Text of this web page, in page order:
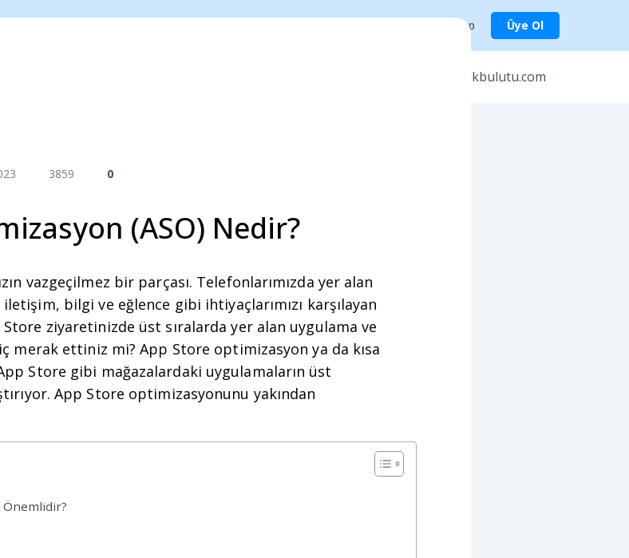
Giriş Yap Üye Ol
icerikbulutu.com
3859 0
(ASO) Nedir?
vazgeçilmez bir parçası. Telefonlarımızda yer alan
bilgi ve eğlence gibi ihtiyaçlarımızı karşılayan
ziyaretinizde üst sıralarda yer alan uygulama ve
merak ettiniz mi? App Store optimizasyon ya da kısa
Store gibi mağazalardaki uygulamaların üst
App Store optimizasyonunu yakından